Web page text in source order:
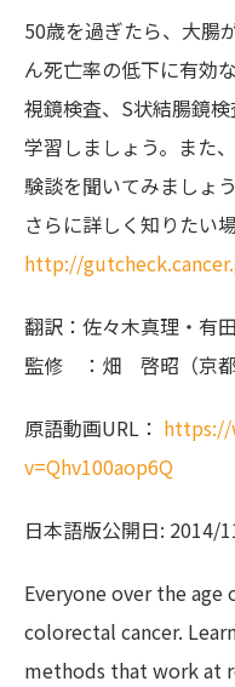
50歳を過ぎたら、大腸
ん死亡率の低下に有効
視鏡検査、S状結腸鏡
学習しま­しょう。また
験談を聞いてみましょう
さらに詳しく知りたい場
http://
翻訳：佐々木真理・有
監修 ：畑 啓昭（京都
原語動画URL： https://
v=Qhv100aop6Q
日本語版公開日: 2014/
Everyone over the
colorectal cancer.
methods that work at